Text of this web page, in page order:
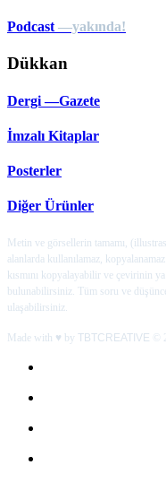
Podcast —yakında!
Dükkan
Dergi —Gazete
İmzalı Kitaplar
Posterler
Diğer Ürünler
Metin ve görsellerin tamamı,
alanlarda kullanılamaz,
kısmını kopyalayabilir ve çevirinin
bulunabilirsiniz. Tüm soru ve
ulaşabilirsiniz.
Made with ♥ by TBTCREATIVE ©